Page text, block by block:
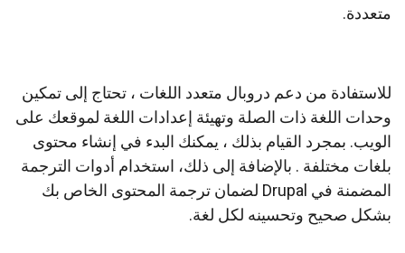
متعددة.
للاستفادة من دعم دروبال متعدد اللغات ، تحتاج إلى تمكين
وحدات اللغة ذات الصلة وتهيئة إعدادات اللغة لموقعك على
الويب. بمجرد القيام بذلك ، يمكنك البدء في إنشاء محتوى
بلغات مختلفة . بالإضافة إلى ذلك، استخدام أدوات الترجمة
المضمنة في Drupal لضمان ترجمة المحتوى الخاص بك
بشكل صحيح وتحسينه لكل لغة.